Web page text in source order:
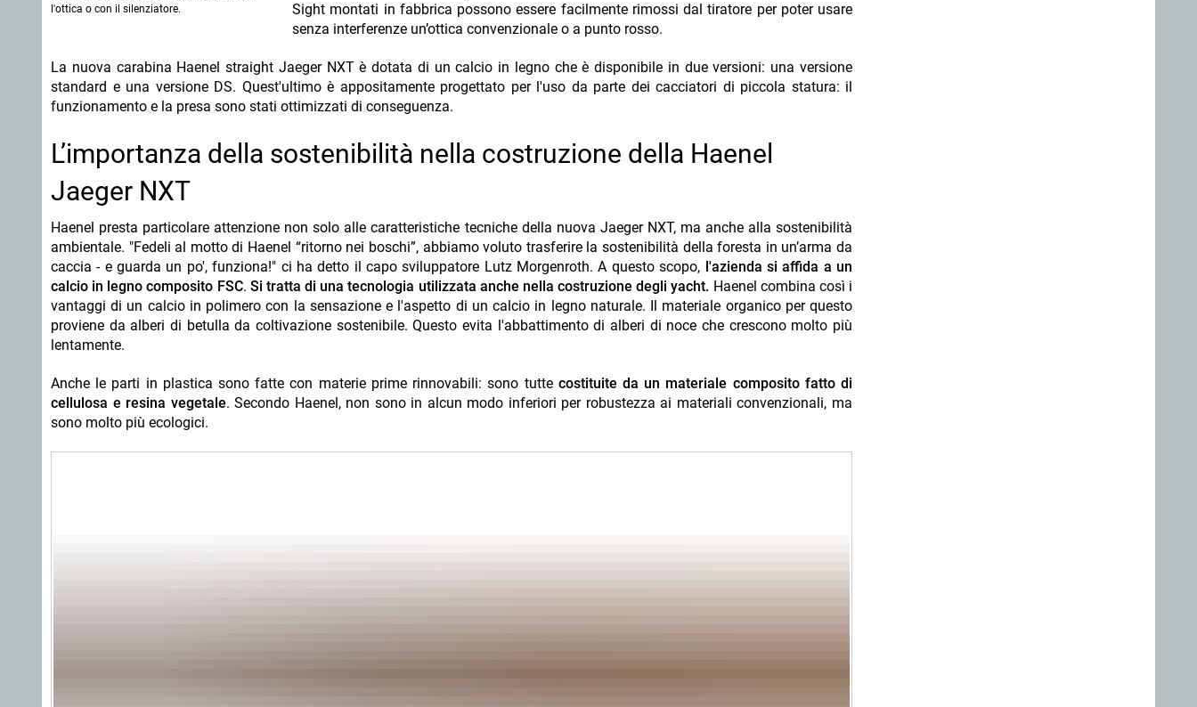
l'ottica o con il silenziatore.
Sight montati in fabbrica possono essere facilmente rimossi dal tiratore per poter usare
senza interferenze un’ottica convenzionale o a punto rosso.
La nuova carabina Haenel straight Jaeger NXT è dotata di un calcio in legno che è disponibile in due versioni: una versione
standard e una versione DS. Quest'ultimo è appositamente progettato per l'uso da parte dei cacciatori di piccola statura: il
funzionamento e la presa sono stati ottimizzati di conseguenza.
L’importanza della sostenibilità nella costruzione della Haenel
Jaeger NXT
Haenel presta particolare attenzione non solo alle caratteristiche tecniche della nuova Jaeger NXT, ma anche alla sostenibilità
ambientale. "Fedeli al motto di Haenel “ritorno nei boschi”, abbiamo voluto trasferire la sostenibilità della foresta in un’arma da
caccia - e guarda un po', funziona!" ci ha detto il capo sviluppatore Lutz Morgenroth. A questo scopo, l'azienda si affida a un
calcio in legno composito FSC. Si tratta di una tecnologia utilizzata anche nella costruzione degli yacht. Haenel combina così i
vantaggi di un calcio in polimero con la sensazione e l'aspetto di un calcio in legno naturale. Il materiale organico per questo
proviene da alberi di betulla da coltivazione sostenibile. Questo evita l'abbattimento di alberi di noce che crescono molto più
lentamente.
Anche le parti in plastica sono fatte con materie prime rinnovabili: sono tutte costituite da un materiale composito fatto di
cellulosa e resina vegetale. Secondo Haenel, non sono in alcun modo inferiori per robustezza ai materiali convenzionali, ma
sono molto più ecologici.